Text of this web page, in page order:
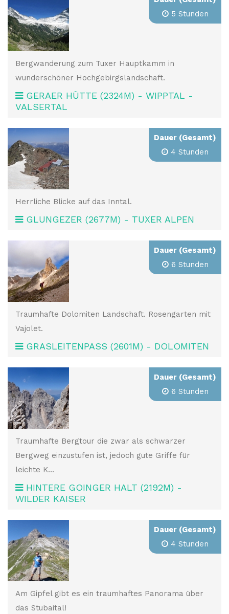
Bergwanderung zum Tuxer Hauptkamm in
wunderschöner Hochgebirgslandschaft.
GERAER HÜTTE (2324M) - WIPPTAL -
VALSERTAL
5 Stunden
Herrliche Blicke auf das Inntal.
GLUNGEZER (2677M) - TUXER ALPEN
Dauer (Gesamt)
4 Stunden
Traumhafte Dolomiten Landschaft. Rosengarten mit
Vajolet.
GRASLEITENPASS (2601M) - DOLOMITEN
Dauer (Gesamt)
6 Stunden
Traumhafte Bergtour die zwar als schwarzer
Bergweg einzustufen ist, jedoch gute Griffe für
leichte K...
HINTERE GOINGER HALT (2192M) -
WILDER KAISER
Dauer (Gesamt)
6 Stunden
Am Gipfel gibt es ein traumhaftes Panorama über
das Stubaital!
Dauer (Gesamt)
4 Stunden